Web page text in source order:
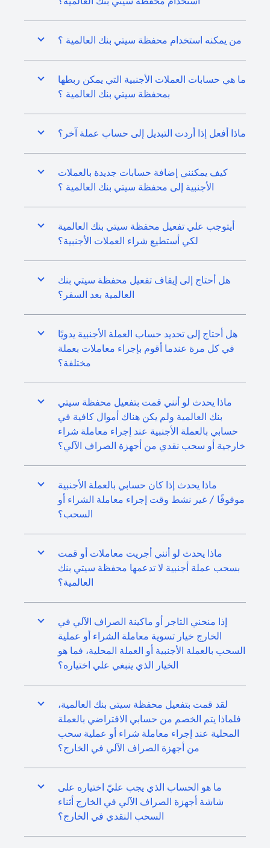
من يمكنه استخدام محفظة سيتي بنك العالمية ؟
ما هي حسابات العملات الأجنبية التي يمكن ربطها
بمحفظة سيتي بنك العالمية ؟
ماذا أفعل إذا أردت التبديل إلى حساب عملة آخر؟
كيف يمكنني إضافة حسابات جديدة بالعملات
الأجنبية إلى محفظة سيتي بنك العالمية ؟
أيتوجب علي تفعيل محفظة سيتي بنك العالمية
لكي أستطيع شراء العملات الأجنبية؟
هل أحتاج إلى إيقاف تفعيل محفظة سيتي بنك
العالمية بعد السفر؟
هل أحتاج إلى تحديد حساب العملة الأجنبية يدويًا
في كل مرة عندما أقوم بإجراء معاملات بعملة
مختلفة؟
ماذا يحدث لو أنني قمت بتفعيل محفظة سيتي
بنك العالمية ولم يكن هناك أموال كافية في
حسابي بالعملة الأجنبية عند إجراء معاملة شراء
خارجية أو سحب نقدي من أجهزة الصراف الآلي؟
ماذا يحدث إذا كان حسابي بالعملة الأجنبية
موقوفًا / غير نشط وقت إجراء معاملة الشراء أو
السحب؟
ماذا يحدث لو أنني أجريت معاملات أو قمت
بسحب عملة أجنبية لا تدعمها محفظة سيتي بنك
العالمية؟
إذا منحني التاجر أو ماكينة الصراف الآلي في
الخارج خيار تسوية معاملة الشراء أو عملية
السحب بالعملة الأجنبية أو العملة المحلية، فما هو
الخيار الذي ينبغي علي اختياره؟
لقد قمت بتفعيل محفظة سيتي بنك العالمية،
فلماذا يتم الخصم من حسابي الافتراضي بالعملة
المحلية عند إجراء معاملة شراء أو عملية سحب
من أجهزة الصراف الآلي في الخارج؟
ما هو الحساب الذي يجب عليّ اختياره على
شاشة أجهزة الصراف الآلي في الخارج أثناء
السحب النقدي في الخارج؟